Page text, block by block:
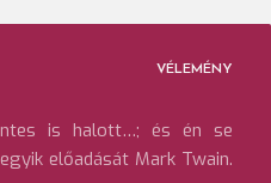
VÉLEMÉNY
is halott…; és én se
előadását Mark Twain.